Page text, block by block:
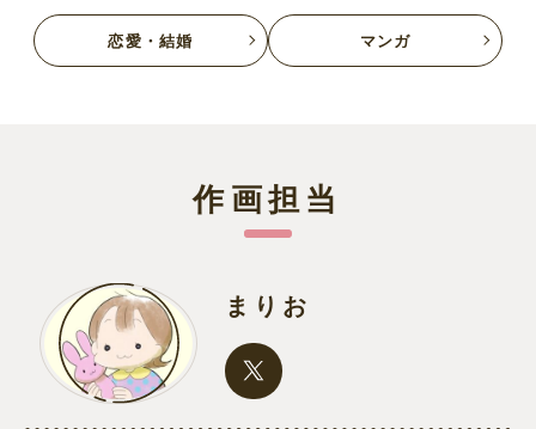
恋愛・結婚 マンガ
作画担当
まりお